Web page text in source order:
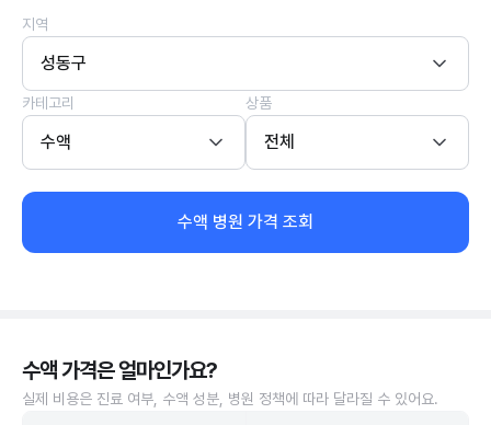
지역
성동구
카테고리
수액
상품
전체
수액 병원 가격 조회
수액 가격은 얼마인가요?
실제 비용은 진료 여부, 수액 성분, 병원 정책에 따라 달라질 수 있어요.